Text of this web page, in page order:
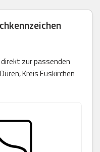
zur passenden
Kreis Euskirchen